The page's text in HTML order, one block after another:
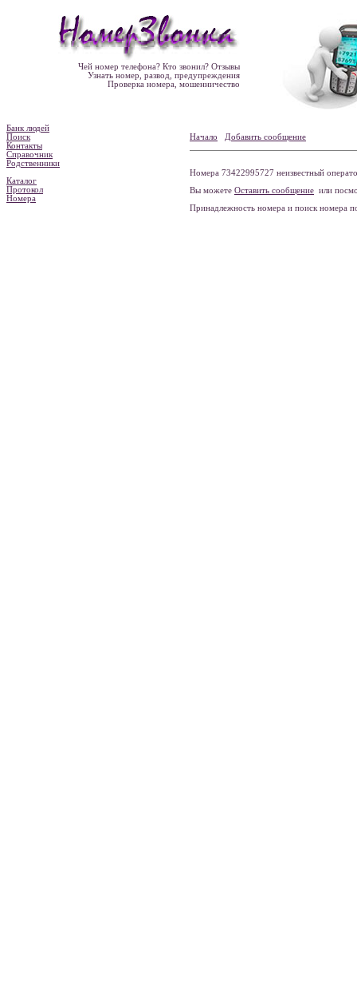
Чей номер телефона? Кто звонил? Отзывы
Узнать номер, развод, предупреждения
Проверка номера, мошенничество
Банк людей
Поиск
Контакты
Справочник
Родственники
Каталог
Протокол
Номера
Начало Добавить сообщение
Номера 73422995727 неизвестный
Вы можете Оставить сообщение или
Принадлежность номера и поиск номера